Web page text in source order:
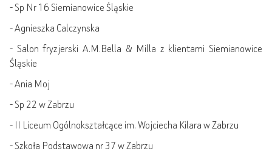
- Sp Nr 16 Siemianowice Śląskie
- Agnieszka Calczynska
- Salon fryzjerski A.M.Bella & Milla z klientami Siemianowice
Śląskie
- Ania Moj
- Sp 22 w Zabrzu
- II Liceum Ogólnokształcące im. Wojciecha Kilara w Zabrzu
- Szkoła Podstawowa nr 37 w Zabrzu